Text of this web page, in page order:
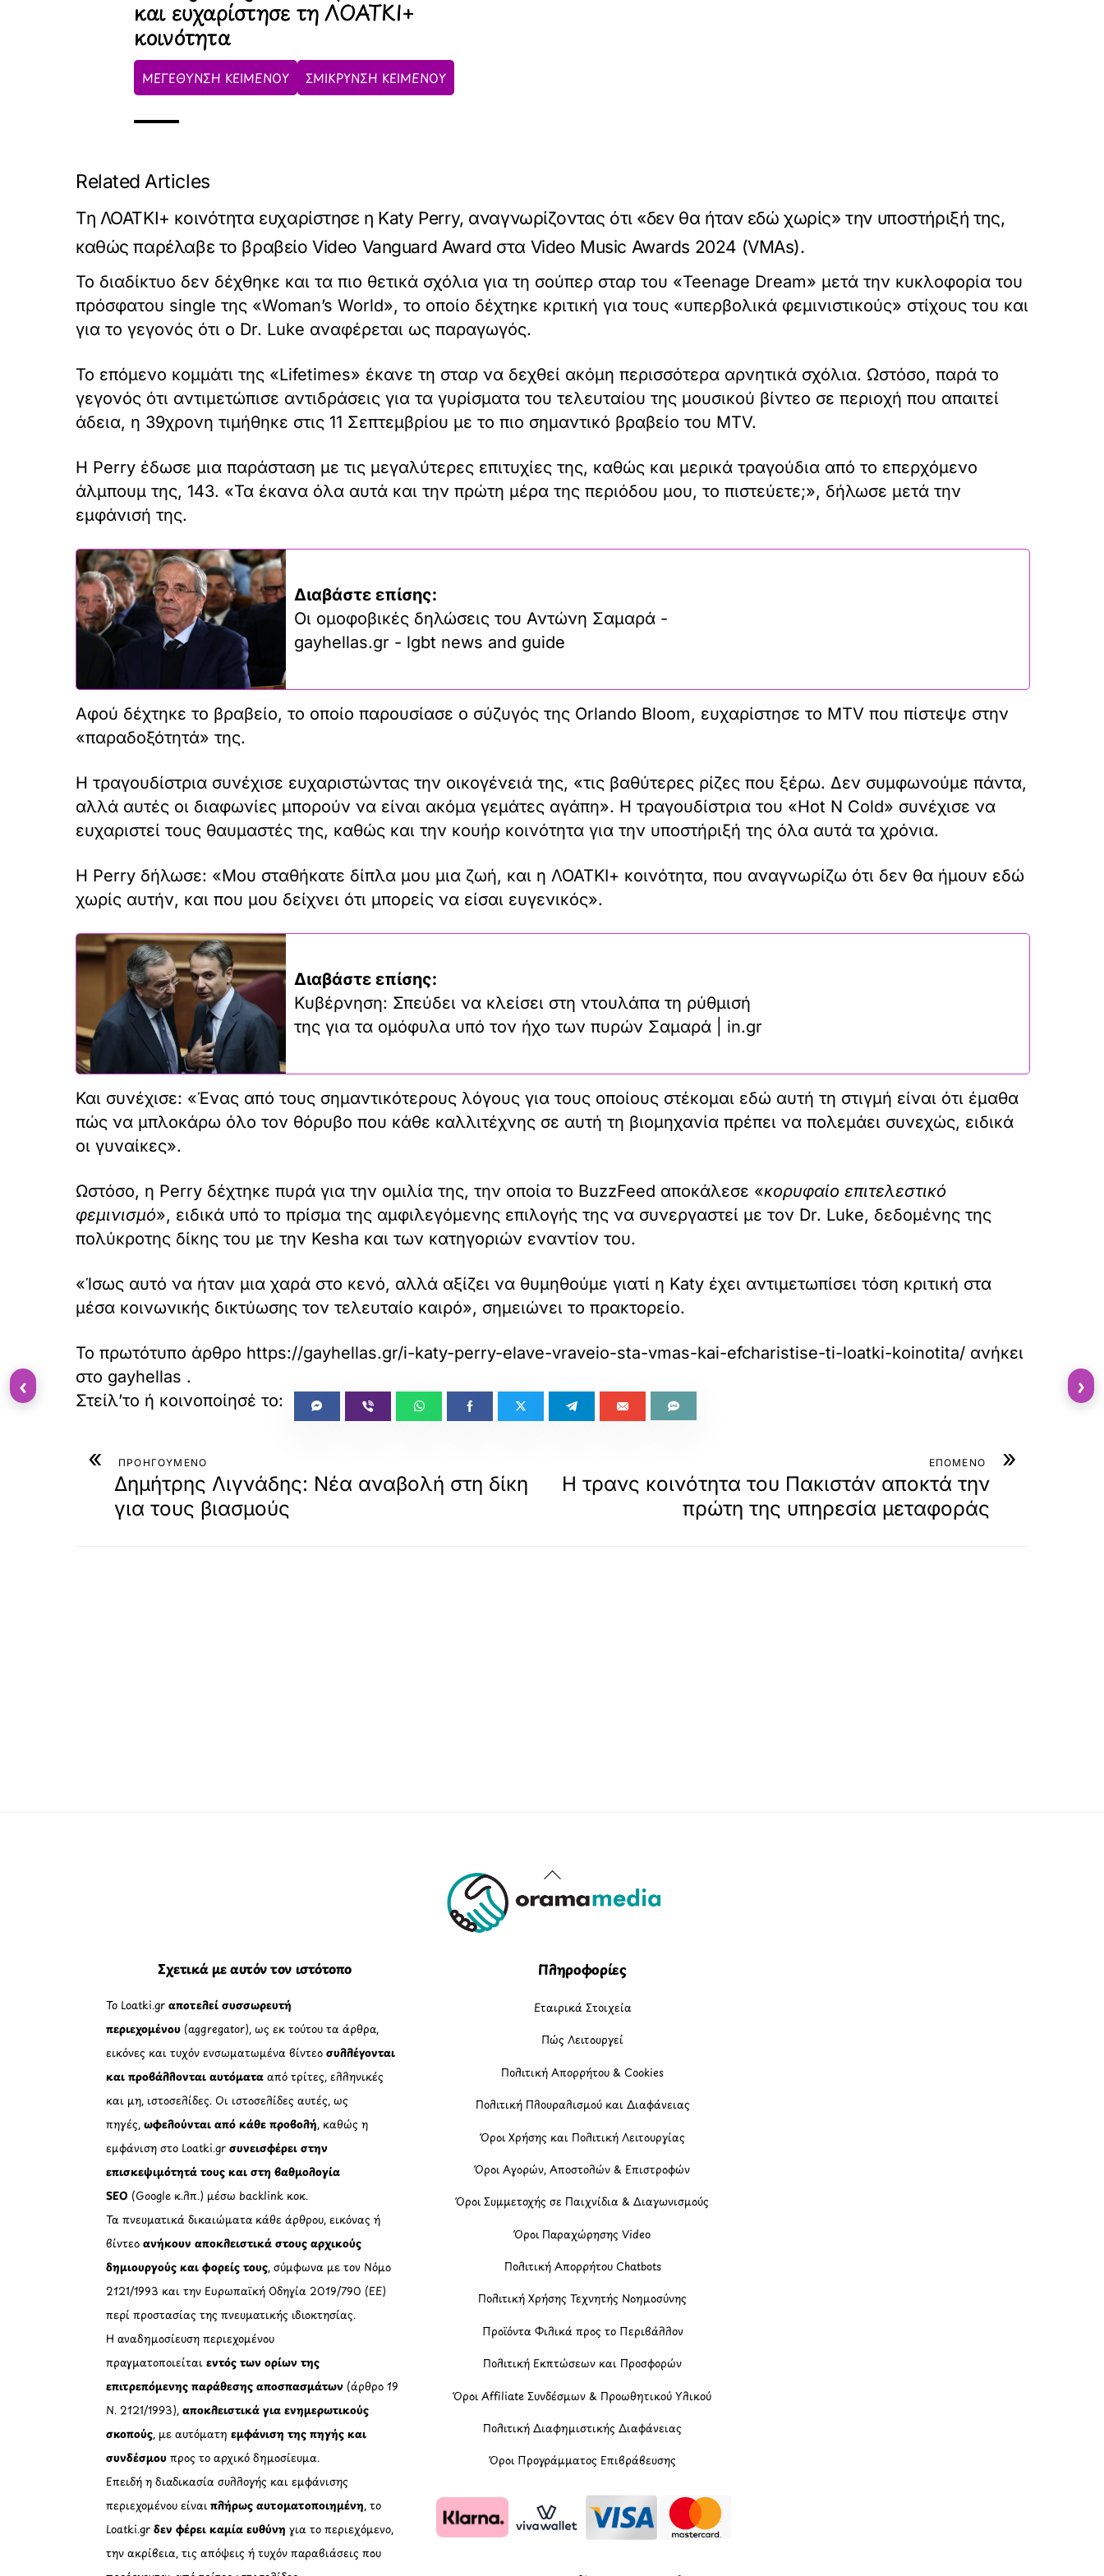
και ευχαρίστησε τη ΛΟΑΤΚΙ+
κοινότητα
ΜΕΓΕΘΥΝΣΗ ΚΕΙΜΕΝΟΥ ΣΜΙΚΡΥΝΣΗ ΚΕΙΜΕΝΟΥ
Related Articles
Τη ΛΟΑΤΚΙ+ κοινότητα ευχαρίστησε η Katy Perry, αναγνωρίζοντας ότι «δεν θα ήταν εδώ χωρίς» την υποστήριξή της,
καθώς παρέλαβε το βραβείο Video Vanguard Award στα Video Music Awards 2024 (VMAs).
Το διαδίκτυο δεν δέχθηκε και τα πιο θετικά σχόλια για τη σούπερ σταρ του «Teenage Dream» μετά την κυκλοφορία του
πρόσφατου single της «Woman’s World», το οποίο δέχτηκε κριτική για τους «υπερβολικά φεμινιστικούς» στίχους του και
για το γεγονός ότι ο Dr. Luke αναφέρεται ως παραγωγός.
Το επόμενο κομμάτι της «Lifetimes» έκανε τη σταρ να δεχθεί ακόμη περισσότερα αρνητικά σχόλια. Ωστόσο, παρά το
γεγονός ότι αντιμετώπισε αντιδράσεις για τα γυρίσματα του τελευταίου της μουσικού βίντεο σε περιοχή που απαιτεί
άδεια, η 39χρονη τιμήθηκε στις 11 Σεπτεμβρίου με το πιο σημαντικό βραβείο του MTV.
Η Perry έδωσε μια παράσταση με τις μεγαλύτερες επιτυχίες της, καθώς και μερικά τραγούδια από το επερχόμενο
άλμπουμ της, 143. «Τα έκανα όλα αυτά και την πρώτη μέρα της περιόδου μου, το πιστεύετε;», δήλωσε μετά την
εμφάνισή της.
Διαβάστε επίσης:
Οι ομοφοβικές δηλώσεις του Αντώνη Σαμαρά -
gayhellas.gr - lgbt news and guide
Αφού δέχτηκε το βραβείο, το οποίο παρουσίασε ο σύζυγός της Orlando Bloom, ευχαρίστησε το MTV που πίστεψε στην
«παραδοξότητά» της.
Η τραγουδίστρια συνέχισε ευχαριστώντας την οικογένειά της, «τις βαθύτερες ρίζες που ξέρω. Δεν συμφωνούμε πάντα,
αλλά αυτές οι διαφωνίες μπορούν να είναι ακόμα γεμάτες αγάπη». Η τραγουδίστρια του «Hot N Cold» συνέχισε να
ευχαριστεί τους θαυμαστές της, καθώς και την κουήρ κοινότητα για την υποστήριξή της όλα αυτά τα χρόνια.
Η Perry δήλωσε: «Μου σταθήκατε δίπλα μου μια ζωή, και η ΛΟΑΤΚΙ+ κοινότητα, που αναγνωρίζω ότι δεν θα ήμουν εδώ
χωρίς αυτήν, και που μου δείχνει ότι μπορείς να είσαι ευγενικός».
Διαβάστε επίσης:
Κυβέρνηση: Σπεύδει να κλείσει στη ντουλάπα τη ρύθμισή
της για τα ομόφυλα υπό τον ήχο των πυρών Σαμαρά | in.gr
Και συνέχισε: «Ένας από τους σημαντικότερους λόγους για τους οποίους στέκομαι εδώ αυτή τη στιγμή είναι ότι έμαθα
πώς να μπλοκάρω όλο τον θόρυβο που κάθε καλλιτέχνης σε αυτή τη βιομηχανία πρέπει να πολεμάει συνεχώς, ειδικά
οι γυναίκες».
Ωστόσο, η Perry δέχτηκε πυρά για την ομιλία της, την οποία το BuzzFeed αποκάλεσε «κορυφαίο επιτελεστικό
φεμινισμό», ειδικά υπό το πρίσμα της αμφιλεγόμενης επιλογής της να συνεργαστεί με τον Dr. Luke, δεδομένης της
πολύκροτης δίκης του με την Kesha και των κατηγοριών εναντίον του.
«Ίσως αυτό να ήταν μια χαρά στο κενό, αλλά αξίζει να θυμηθούμε γιατί η Katy έχει αντιμετωπίσει τόση κριτική στα
μέσα κοινωνικής δικτύωσης τον τελευταίο καιρό», σημειώνει το πρακτορείο.
Το πρωτότυπο άρθρο https://gayhellas.gr/i-katy-perry-elave-vraveio-sta-vmas-kai-efcharistise-ti-loatki-koinotita/ ανήκει
στο gayhellas .
« ΠΡΟΗΓΟΥΜΕΝΟ
Δημήτρης Λιγνάδης: Νέα αναβολή στη δίκη
για τους βιασμούς
»
ΕΠΟΜΕΝΟ
Η τρανς κοινότητα του Πακιστάν αποκτά την
πρώτη της υπηρεσία μεταφοράς
Back
To
Σχετικά με αυτόν τον ιστότοπο
Το Loatki.grαποτελεί συσσωρευτή
περιεχομένου (aggregator), ως εκ τούτου τα άρθρα,
εικόνες και τυχόν ενσωματωμένα βίντεοσυλλέγονται
και προβάλλονται αυτόματααπό τρίτες, ελληνικές
και μη, ιστοσελίδες. Οι ιστοσελίδες αυτές, ως
πηγές,ωφελούνται από κάθε προβολή, καθώς η
εμφάνιση στο Loatki.gr συνεισφέρει στην
επισκεψιμότητά τους και στη βαθμολογία
SEO (Google κ.λπ.) μέσω backlink κοκ.
Τα πνευματικά δικαιώματα κάθε άρθρου, εικόνας ή
βίντεοανήκουν αποκλειστικά στους αρχικούς
δημιουργούς και φορείς τους, σύμφωνα με τον Νόμο
2121/1993 και την Ευρωπαϊκή Οδηγία 2019/790 (ΕΕ)
περί προστασίας της πνευματικής ιδιοκτησίας.
Η αναδημοσίευση περιεχομένου
πραγματοποιείταιεντός των ορίων της
επιτρεπόμενης παράθεσης αποσπασμάτων (άρθρο 19
Ν. 2121/1993), αποκλειστικά για ενημερωτικούς
σκοπούς, με αυτόματηεμφάνιση της πηγής και
συνδέσμου προς το αρχικό δημοσίευμα.
Επειδή η διαδικασία συλλογής και εμφάνισης
περιεχομένου είναιπλήρως αυτοματοποιημένη, το
Loatki.grδεν φέρει καμία ευθύνη για το περιεχόμενο,
την ακρίβεια, τις απόψεις ή τυχόν παραβιάσεις που
Πληροφορίες
Εταιρικά Στοιχεία
Πώς Λειτουργεί
Πολιτική Απορρήτου & Cookies
Πολιτική Πλουραλισμού και Διαφάνειας
Όροι Χρήσης και Πολιτική Λειτουργίας
Όροι Αγορών, Αποστολών & Επιστροφών
Όροι Συμμετοχής σε Παιχνίδια & Διαγωνισμούς
Όροι Παραχώρησης Video
Πολιτική Απορρήτου Chatbots
Πολιτική Χρήσης Τεχνητής Νοημοσύνης
Προϊόντα Φιλικά προς το Περιβάλλον
Πολιτική Εκπτώσεων και Προσφορών
Όροι Affiliate Συνδέσμων & Προωθητικού Υλικού
Πολιτική Διαφημιστικής Διαφάνειας
Όροι Προγράμματος Επιβράβευσης
‹ ›